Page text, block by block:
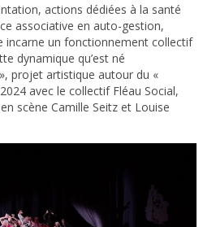
actions dédiées à la santé
associative en auto-gestion,
incarne un fonctionnement collectif
dynamique qu’est né
projet artistique autour du «
avec le collectif Fléau Social,
scène Camille Seitz et Louise